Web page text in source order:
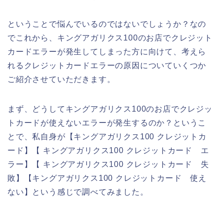
ということで悩んでいるのではないでしょうか？なの
でこれから、キングアガリクス100のお店でクレジット
カードエラーが発生してしまった方に向けて、考えら
れるクレジットカードエラーの原因についていくつか
ご紹介させていただきます。
まず、どうしてキングアガリクス100のお店でクレジッ
トカードが使えないエラーが発生するのか？というこ
とで、私自身が【キングアガリクス100 クレジットカ
ード】【 キングアガリクス100 クレジットカード エ
ラー】【 キングアガリクス100 クレジットカード 失
敗】【キングアガリクス100 クレジットカード 使え
ない】という感じで調べてみました。